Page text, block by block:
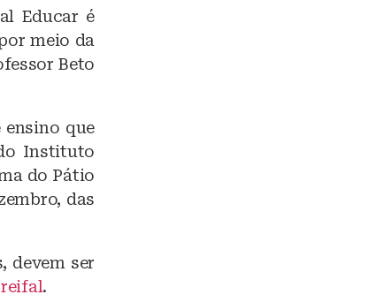
Educar é
meio da
Beto
ensino que
Instituto
do Pátio
das
devem ser
.